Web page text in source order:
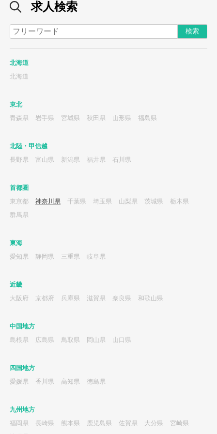
求人検索
北海道
北海道
東北
青森県
岩手県 宮城県 秋田県 山形県 福島県
北陸・甲信越
長野県
富山県 新潟県 福井県 石川県
首都圏
東京都
神奈川県 千葉県 埼玉県 山梨県 茨城県
栃木県
群馬県
東海
愛知県
静岡県 三重県 岐阜県
近畿
大阪府
京都府 兵庫県 滋賀県 奈良県 和歌山県
中国地方
島根県
広島県 鳥取県 岡山県 山口県
四国地方
愛媛県
香川県 高知県 徳島県
九州地方
福岡県
長崎県 熊本県 鹿児島県 佐賀県 大分県
宮崎県